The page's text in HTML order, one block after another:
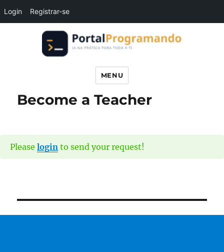
Login Registrar-se
Portal Programando
MENU
Become a Teacher
Please login to send your request!